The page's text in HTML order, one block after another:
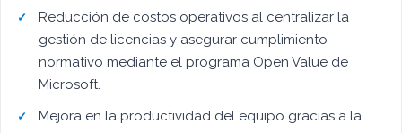
Reducción de costos operativos al centralizar la
gestión de licencias y asegurar cumplimiento
normativo mediante el programa Open Value de
Microsoft.
Mejora en la productividad del equipo gracias a la